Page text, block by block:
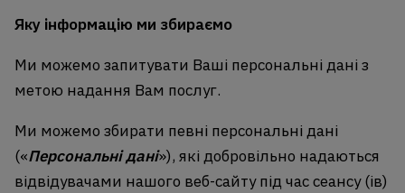
Яку інформацію ми збираємо
Ми можемо запитувати Ваші персональні дані з
метою надання Вам послуг.
Ми можемо збирати певні персональні дані
(«Персональні дані»), які добровільно надаються
відвідувачами нашого веб-сайту під час сеансу (ів)